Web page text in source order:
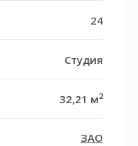
24
Студия
32,21 м2
ЗАО